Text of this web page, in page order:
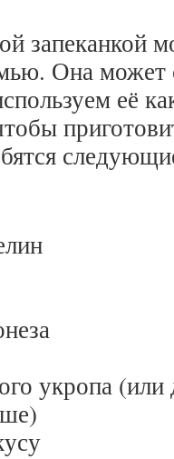
запеканкой
Она может
её
укропа (или